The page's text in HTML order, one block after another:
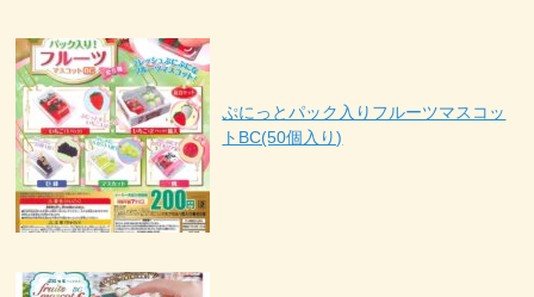
ぷにっとパック入りフルーツマスコッ
トBC(50個入り)